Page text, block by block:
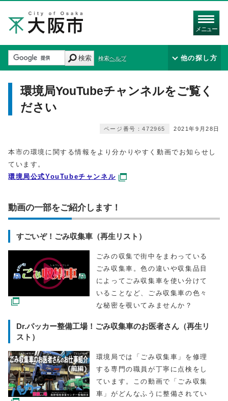
メニュー
検索 検索ヘルプ 他の探し方
環境局YouTubeチャンネルをご覧く
ださい
2021年9月28日
ページ番号：472965
本市の環境に関する情報をより分かりやすく動画でお知らせし
ています。
環境局公式YouTubeチャンネル
動画の一部をご紹介します！
すごいぞ！ごみ収集車（再生リスト）
ごみの収集で街中をまわっている
ごみ収集車。色の違いや収集品目
によってごみ収集車を使い分けて
いることなど、ごみ収集車の色々
な秘密を覗いてみませんか？
Dr.パッカー整備工場！ごみ収集車のお医者さん（再生リ
スト）
環境局では「ごみ収集車」を修理
する専門の職員が丁寧に点検をし
ています。この動画で「ごみ収集
車」がどんなふうに整備されてい